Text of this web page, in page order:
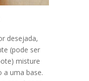
desejada,
(pode ser
misture
a uma base.